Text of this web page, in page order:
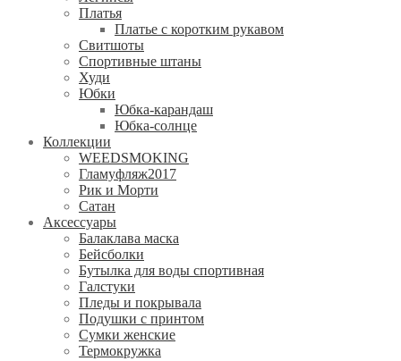
Платья
Платье с коротким рукавом
Свитшоты
Спортивные штаны
Худи
Юбки
Юбка-карандаш
Юбка-солнце
Коллекции
WEEDSMOKING
Гламуфляж2017
Рик и Морти
Сатан
Аксессуары
Балаклава маска
Бейсболки
Бутылка для воды спортивная
Галстуки
Пледы и покрывала
Подушки с принтом
Сумки женские
Термокружка